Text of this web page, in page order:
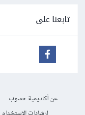
تابعنا على
عن أكاديمية حسوب